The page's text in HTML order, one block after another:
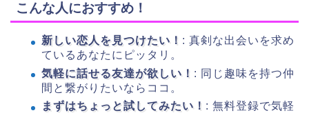
こんな人におすすめ！
新しい恋人を見つけたい！ : 真剣な出会いを求め
ているあなたにピッタリ。
気軽に話せる友達が欲しい！ : 同じ趣味を持つ仲
間と繋がりたいならココ。
まずはちょっと試してみたい！ : 無料登録で気軽